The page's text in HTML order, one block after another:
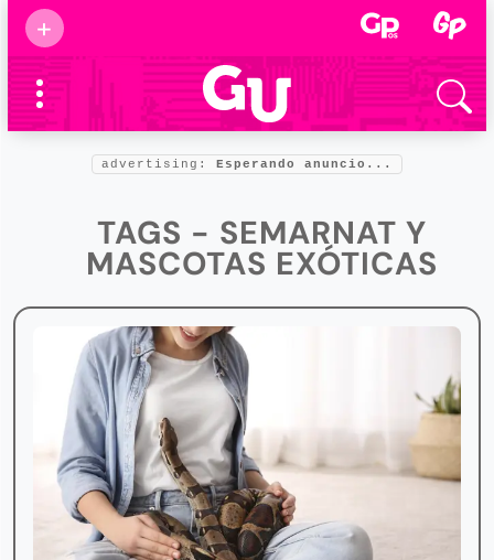
+
Supermamás
2025
Marcas de
confianza
Foro salud
advertising: Esperando anuncio...
TAGS - SEMARNAT Y
MASCOTAS EXÓTICAS